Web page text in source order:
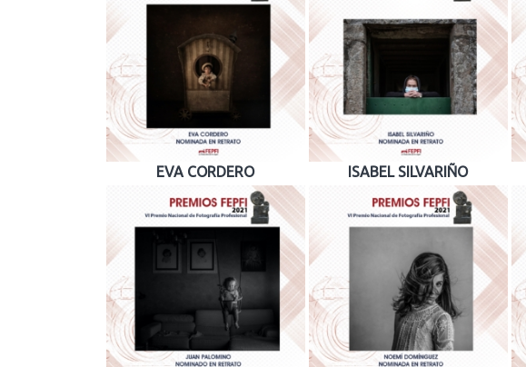
EVA CORDERO ISABEL SILVARIÑO